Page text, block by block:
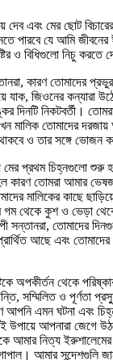
দেব এবং মের ছোট
পারবে যে আমি জীবনের
ও বিধিগুলো নিচু করতে
কারণ তোমাদের
যাক, জিওনের কন্যারা
দিনটি নিকটবর্তী।
মালিক তোমাদের
ও তার সঙ্গে ভোজন
প্রথম চিহ্নগুলো শুরু
কারণ তোমরা আমার
মালিকের কাছে
গম থেকে কুশ ও ভেড়া
সন্তানরা, তোমাদের
আছে এবং
অপকীর্তন থেকে
সম্মিলিত ও পূর্ণতা
আপনি এমন ঘটনা এবং
উপায়ে আপনারা জেগে
নিত্য ইরুশালেমের
আমার সন্দেশগুলি